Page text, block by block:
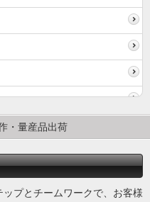
・量産品出荷
プとチームワークで、お客様